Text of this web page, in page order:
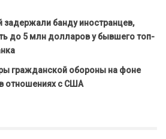
задержали банду иностранцев,
до 5 млн долларов у бывшего топ-
гражданской обороны на фоне
отношениях с США